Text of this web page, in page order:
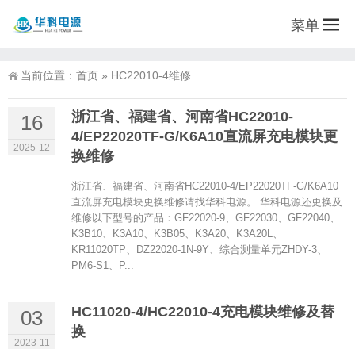
菜单
当前位置： 首页 » HC22010-4维修
16
2025-12
浙江省、福建省、河南省HC22010-
4/EP22020TF-G/K6A10直流屏充电模块更
换维修
浙江省、福建省、河南省HC22010-4/EP22020TF-G/K6A10
直流屏充电模块更换维修请找华科电源。 华科电源还更换及
维修以下型号的产品：GF22020-9、GF22030、GF22040、
K3B10、K3A10、K3B05、K3A20、K3A20L、
KR11020TP、DZ22020-1N-9Y、综合测量单元ZHDY-3、
PM6-S1、P...
03
2023-11
HC11020-4/HC22010-4充电模块维修及替
换